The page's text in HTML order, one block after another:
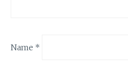
Name *